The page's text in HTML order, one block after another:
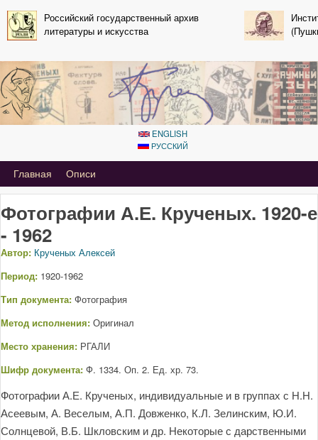
Перейти к основному
содержанию
Российский государственный архив
литературы и искусства
ENGLISH
РУССКИЙ
Primary_tsvetaeva for Aleksey kruchenyh
Главная Описи
Фотографии А.Е. Крученых. 1920-е
- 1962
Автор: Крученых Алексей
Период: 1920-1962
Тип документа: Фотография
Метод исполнения: Оригинал
Место хранения: РГАЛИ
Шифр документа: Ф. 1334. Оп. 2. Ед. хр. 73.
Фотографии А.Е. Крученых, индивидуальные и в группах с Н.Н.
Асеевым, А. Веселым, А.П. Довженко, К.Л. Зелинским, Ю.И.
Солнцевой, В.Б. Шкловским и др. Некоторые с дарственными